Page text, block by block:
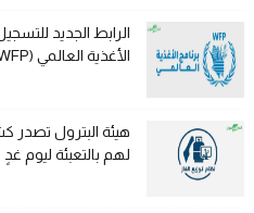
الرابط الجديد
الأغذية العالمي (WFP) – قطاع غزة
هيئة البترول تصدر
لهم بالتعبئة ليوم غدٍ